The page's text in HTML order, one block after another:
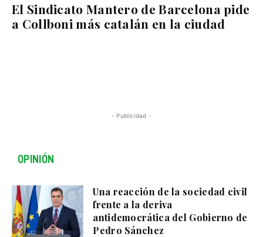
El Sindicato Mantero de Barcelona pide
a Collboni más catalán en la ciudad
- Publicidad -
OPINIÓN
Una reacción de la sociedad civil
frente a la deriva
antidemocrática del Gobierno de
Pedro Sánchez